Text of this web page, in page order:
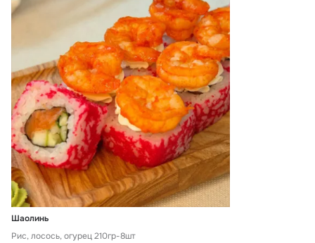
Шаолинь
Рис, лосось, огурец 210гр-8шт